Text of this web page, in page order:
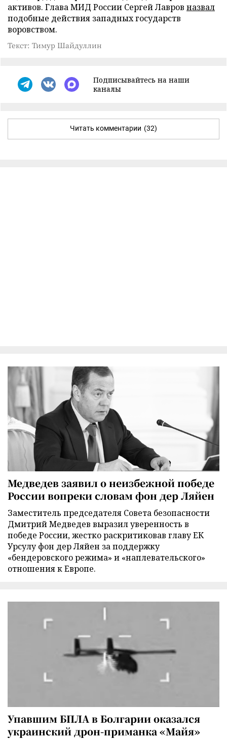
активов. Глава МИД России Сергей Лавров назвал
подобные действия западных государств
воровством.
Текст: Тимур Шайдуллин
Подписывайтесь на наши
каналы
Читать комментарии (32)
Медведев заявил о неизбежной победе
России вопреки словам фон дер Ляйен
Заместитель председателя Совета безопасности
Дмитрий Медведев выразил уверенность в
победе России, жестко раскритиковав главу ЕК
Урсулу фон дер Ляйен за поддержку
«бендеровского режима» и «наплевательского»
отношения к Европе.
Упавшим БПЛА в Болгарии оказался
украинский дрон-приманка «Майя»